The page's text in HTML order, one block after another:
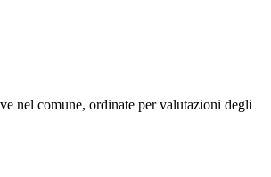
nel comune, ordinate per valutazioni degli